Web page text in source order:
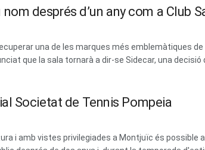
després d’un any com a Club
una de les marques més emblemàtiques
que la sala tornarà a dir-se Sidecar, una decisió
Societat de Tennis Pompeia
i amb vistes privilegiades a Montjuïc és